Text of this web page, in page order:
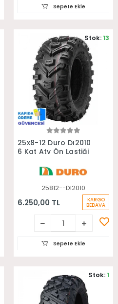
Sepete Ekle
Sepete Ekle
25x8-12 Duro Dı2010
6 Kat Atv Ön Lastiği
25812--DI2010
6.250,00 TL KARGO
BEDAVA
Stok:13
Sepete Ekle
Stok:1